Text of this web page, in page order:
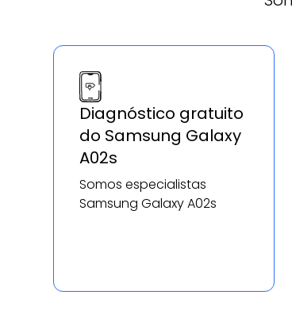
Diagnóstico gratuito
do Samsung Galaxy
A02s
Somos especialistas
Samsung Galaxy A02s